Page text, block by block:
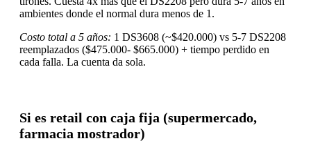
ambientes donde el normal dura menos de 1.
Costo total a 5 años: 1 DS3608 (~$420.000) vs 5-7 DS2208
reemplazados ($475.000- $665.000) + tiempo perdido en
cada falla. La cuenta da sola.
Si es retail con caja fija (supermercado,
farmacia mostrador)